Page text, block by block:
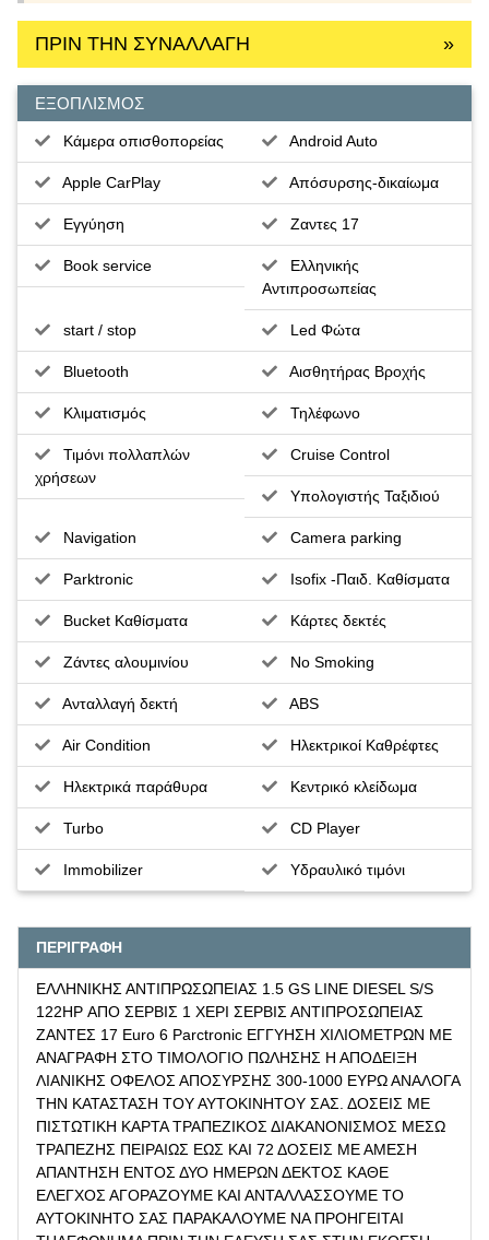
ΠΡΙΝ ΤΗΝ ΣΥΝΑΛΛΑΓΗ »
ΕΞΟΠΛΙΣΜΟΣ
Κάμερα οπισθοπορείας Android Auto
Apple CarPlay Απόσυρσης-δικαίωμα
Εγγύηση Ζαντες 17
Book service
Ελληνικής
Αντιπροσωπείας
start / stop Led Φώτα
Bluetooth Αισθητήρας Βροχής
Κλιματισμός Τηλέφωνο
Τιμόνι πολλαπλών
χρήσεων
Cruise Control
Υπολογιστής Ταξιδιού
Navigation Camera parking
Parktronic Isofix -Παιδ. Καθίσματα
Bucket Καθίσματα Κάρτες δεκτές
Ζάντες αλουμινίου No Smoking
Ανταλλαγή δεκτή ABS
Air Condition Ηλεκτρικοί Καθρέφτες
Ηλεκτρικά παράθυρα Κεντρικό κλείδωμα
Turbo CD Player
Immobilizer Υδραυλικό τιμόνι
ΠΕΡΙΓΡΑΦΗ
ΕΛΛΗΝΙΚΗΣ ΑΝΤΙΠΡΩΣΩΠΕΙΑΣ 1.5 GS LINE DIESEL S/S
122HP ΑΠΟ ΣΕΡΒΙΣ 1 ΧΕΡΙ ΣΕΡΒΙΣ ΑΝΤΙΠΡΟΣΩΠΕΙΑΣ
ΖΑΝΤΕΣ 17 Εuro 6 Parctronic ΕΓΓΥΗΣΗ ΧΙΛΙΟΜΕΤΡΩΝ ΜΕ
ΑΝΑΓΡΑΦΗ ΣΤΟ ΤΙΜΟΛΟΓΙΟ ΠΩΛΗΣΗΣ Η ΑΠΟΔΕΙΞΗ
ΛΙΑΝΙΚΗΣ ΟΦΕΛΟΣ ΑΠΟΣΥΡΣΗΣ 300-1000 ΕΥΡΩ ΑΝΑΛΟΓΑ
ΤΗΝ ΚΑΤΑΣΤΑΣΗ ΤΟΥ ΑΥΤΟΚΙΝΗΤΟΥ ΣΑΣ. ΔΟΣΕΙΣ ΜΕ
ΠΙΣΤΩΤΙΚΗ ΚΑΡΤΑ ΤΡΑΠΕΖΙΚΟΣ ΔΙΑΚΑΝΟΝΙΣΜΟΣ ΜΕΣΩ
ΤΡΑΠΕΖΗΣ ΠΕΙΡΑΙΩΣ ΕΩΣ ΚΑΙ 72 ΔΟΣΕΙΣ ΜΕ ΑΜΕΣΗ
ΑΠΑΝΤΗΣΗ ΕΝΤΟΣ ΔΥΟ ΗΜΕΡΩΝ ΔΕΚΤΟΣ ΚΑΘΕ
ΕΛΕΓΧΟΣ ΑΓΟΡΑΖΟΥΜΕ ΚΑΙ ΑΝΤΑΛΛΑΣΣΟΥΜΕ ΤΟ
ΑΥΤΟΚΙΝΗΤΟ ΣΑΣ ΠΑΡΑΚΑΛΟΥΜΕ ΝΑ ΠΡΟΗΓΕΙΤΑΙ